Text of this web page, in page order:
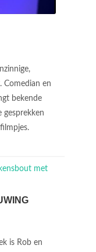
Comedian en
bekende
gesprekken
is Rob en